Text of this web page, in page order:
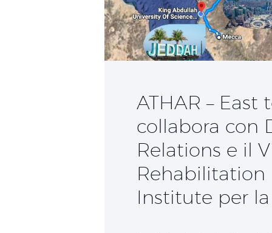
ATHAR – East
collabora con
Relations e il
Rehabilitation
Institute per